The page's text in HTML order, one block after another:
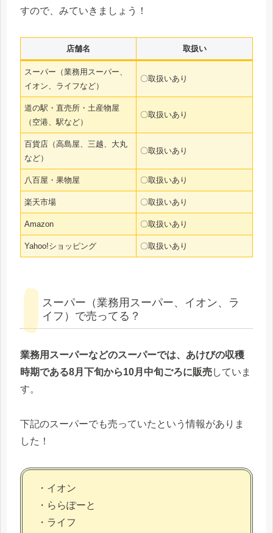
すので、みていきましょう！
店舗名 取扱い
スーパー（業務用スーパー、
イオン、ライフなど）
〇取扱いあり
道の駅・直売所・土産物屋
（空港、駅など）
〇取扱いあり
百貨店（高島屋、三越、大丸
など）
〇取扱いあり
八百屋・果物屋 〇取扱いあり
楽天市場 〇取扱いあり
Amazon 〇取扱いあり
Yahoo!ショッピング 〇取扱いあり
スーパー（業務用スーパー、イオン、ラ
イフ）で売ってる？
業務用スーパーなどのスーパーでは、あけびの収穫
時期である8月下旬から10月中旬ごろに販売していま
す。
下記のスーパーでも売っていたという情報がありま
した！
・イオン
・ららぽーと
・ライフ